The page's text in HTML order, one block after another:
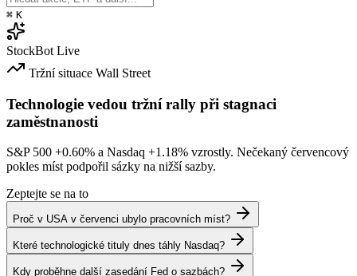
⌘ K
StockBot Live
Tržní situace Wall Street
Technologie vedou tržní rally při stagnaci
zaměstnanosti
S&P 500 +0.60% a Nasdaq +1.18% vzrostly. Nečekaný červencový
pokles míst podpořil sázky na nižší sazby.
Zeptejte se na to
Proč v USA v červenci ubylo pracovních míst?
Které technologické tituly dnes táhly Nasdaq?
Kdy proběhne další zasedání Fed o sazbách?